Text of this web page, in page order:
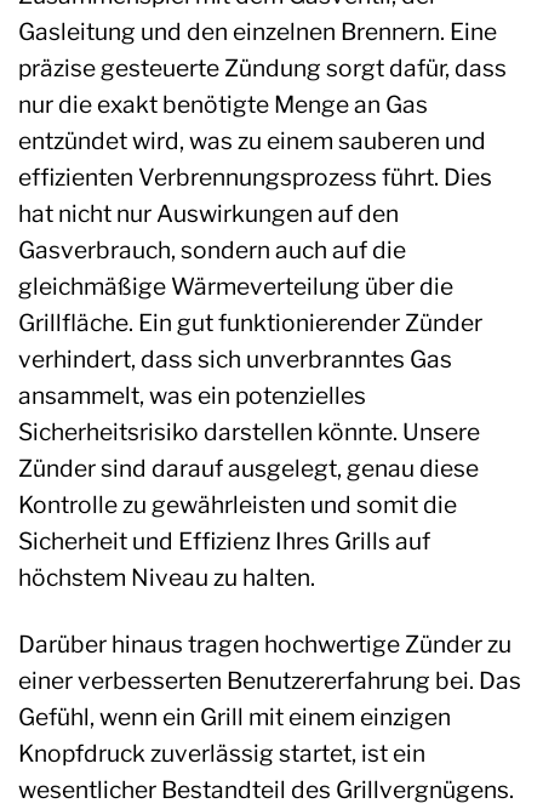
Gasleitung und den einzelnen Brennern. Eine
präzise gesteuerte Zündung sorgt dafür, dass
nur die exakt benötigte Menge an Gas
entzündet wird, was zu einem sauberen und
effizienten Verbrennungsprozess führt. Dies
hat nicht nur Auswirkungen auf den
Gasverbrauch, sondern auch auf die
gleichmäßige Wärmeverteilung über die
Grillfläche. Ein gut funktionierender Zünder
verhindert, dass sich unverbranntes Gas
ansammelt, was ein potenzielles
Sicherheitsrisiko darstellen könnte. Unsere
Zünder sind darauf ausgelegt, genau diese
Kontrolle zu gewährleisten und somit die
Sicherheit und Effizienz Ihres Grills auf
höchstem Niveau zu halten.
Darüber hinaus tragen hochwertige Zünder zu
einer verbesserten Benutzererfahrung bei. Das
Gefühl, wenn ein Grill mit einem einzigen
Knopfdruck zuverlässig startet, ist ein
wesentlicher Bestandteil des Grillvergnügens.